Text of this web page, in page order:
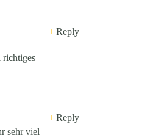
Reply
richtiges
Reply
sehr viel